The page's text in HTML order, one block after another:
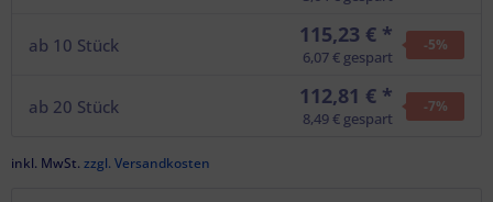
ab 10 Stück 115,23 € *
6,07 € gespart
-5%
ab 20 Stück 112,81 € *
8,49 € gespart
-7%
inkl. MwSt. zzgl. Versandkosten